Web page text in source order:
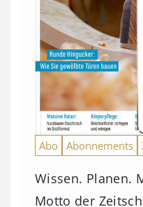
Abo Abonnements
Wissen. Planen.
Motto der